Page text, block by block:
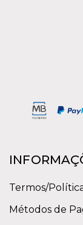
Termos/
Métodos de